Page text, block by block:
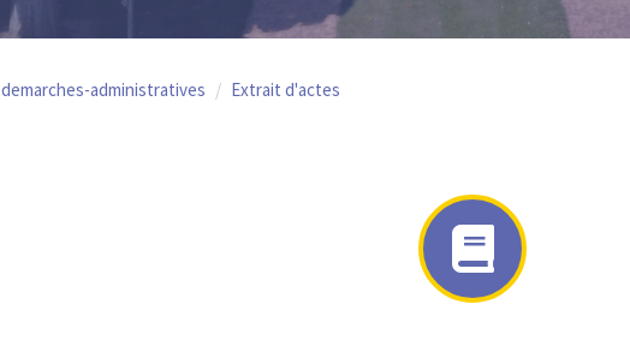
demarches-administratives Extrait d'actes